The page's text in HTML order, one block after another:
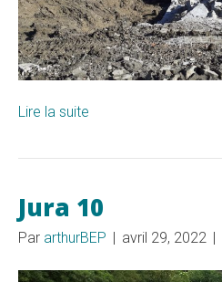
Lire la suite
Jura 10
Par arthurBEP | avril 29, 2022 |